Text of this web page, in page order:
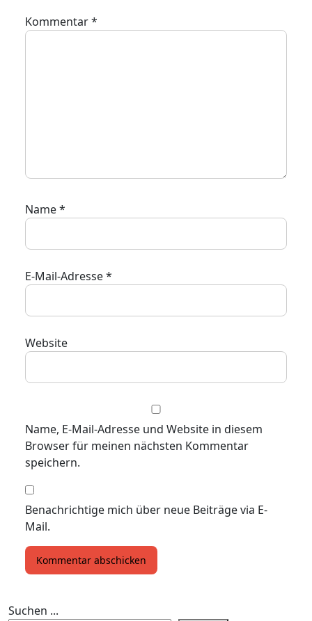
Kommentar*
Name*
E-Mail-Adresse*
Website
Name, E-Mail-Adresse und Website in diesem
Browser für meinen nächsten Kommentar
speichern.
Benachrichtige mich über neue Beiträge via E-
Mail.
Suchen ...